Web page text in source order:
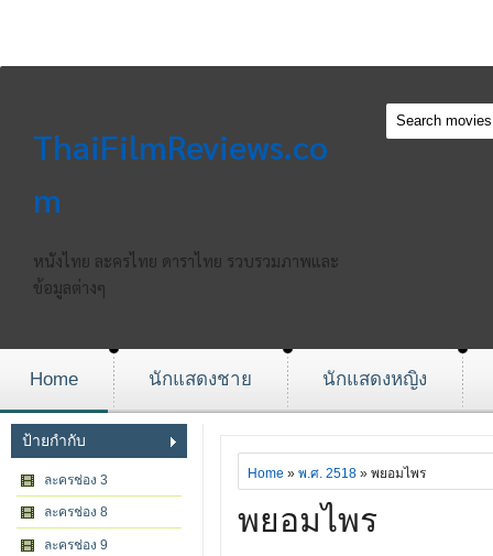
ThaiFilmReviews.co
m
หนังไทย ละครไทย ดาราไทย รวบรวมภาพและ
ข้อมูลต่างๆ
Home นักแสดงชาย นักแสดงหญิง
ป้ายกำกับ
ละครช่อง 3
ละครช่อง 8
ละครช่อง 9
Home » พ.ศ. 2518 » พยอมไพร
พยอมไพร